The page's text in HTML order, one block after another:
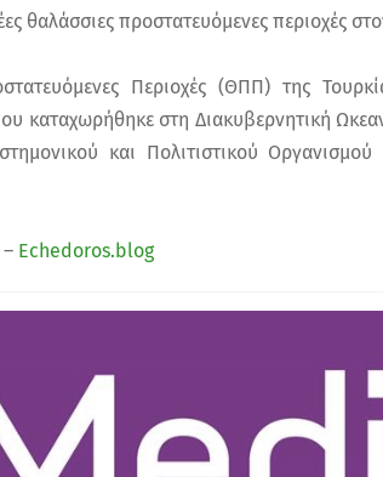
θαλάσσιες προστατευόμενες περιοχές
Περιοχές (ΘΠΠ) της
καταχωρήθηκε στη Διακυβερνητική
και Πολιτιστικού
– Echedoros.blog